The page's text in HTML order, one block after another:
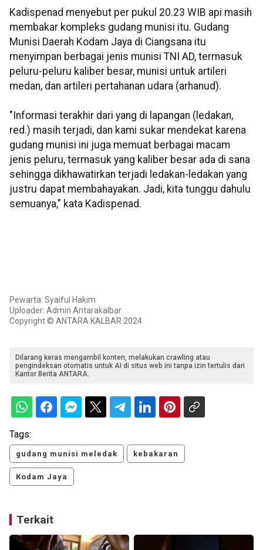
Kadispenad menyebut per pukul 20.23 WIB api masih
membakar kompleks gudang munisi itu. Gudang
Munisi Daerah Kodam Jaya di Ciangsana itu
menyimpan berbagai jenis munisi TNI AD, termasuk
peluru-peluru kaliber besar, munisi untuk artileri
medan, dan artileri pertahanan udara (arhanud).
"Informasi terakhir dari yang di lapangan (ledakan,
red.) masih terjadi, dan kami sukar mendekat karena
gudang munisi ini juga memuat berbagai macam
jenis peluru, termasuk yang kaliber besar ada di sana
sehingga dikhawatirkan terjadi ledakan-ledakan yang
justru dapat membahayakan. Jadi, kita tunggu dahulu
semuanya," kata Kadispenad.
Pewarta: Syaiful Hakim
Uploader: Admin Antarakalbar
Copyright © ANTARA KALBAR 2024
Dilarang keras mengambil konten, melakukan crawling atau
pengindeksan otomatis untuk AI di situs web ini tanpa izin tertulis dari
Kantor Berita ANTARA.
Tags:
gudang munisi meledak kebakaran
Kodam Jaya
Terkait